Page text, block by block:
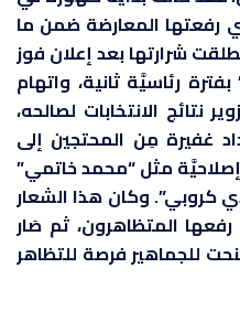
التي رفعتها المعارضة ضمن ما
شرارتها بعد إعلان فوز
رئاسيَّة ثانية، واتهام
نتائج الانتخابات لصالحه،
غفيرة مِن المحتجين إلى
مثل “محمد خاتمي”
وكان هذا الشعار
المتظاهرون، ثم صَار
للجماهير فرصة للتظاهر